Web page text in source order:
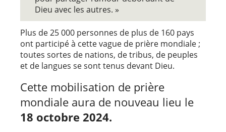
Dieu avec les autres. »
Plus de 25 000 personnes de plus de 160 pays
ont participé à cette vague de prière mondiale ;
toutes sortes de nations, de tribus, de peuples
et de langues se sont tenus devant Dieu.
Cette mobilisation de prière
mondiale aura de nouveau lieu le
18 octobre 2024.